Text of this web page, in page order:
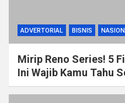
ADVERTORIAL BISNIS
Mirip Reno Series! 5
Ini Wajib Kamu Tahu